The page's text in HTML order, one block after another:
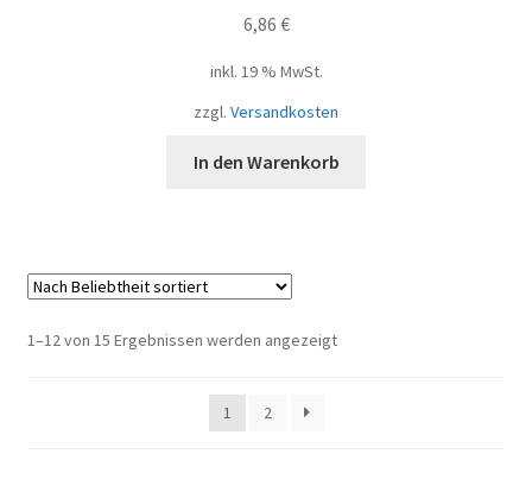
6,86 €
inkl. 19 % MwSt.
zzgl. Versandkosten
In den Warenkorb
1–12 von 15 Ergebnissen werden angezeigtNach
1
2